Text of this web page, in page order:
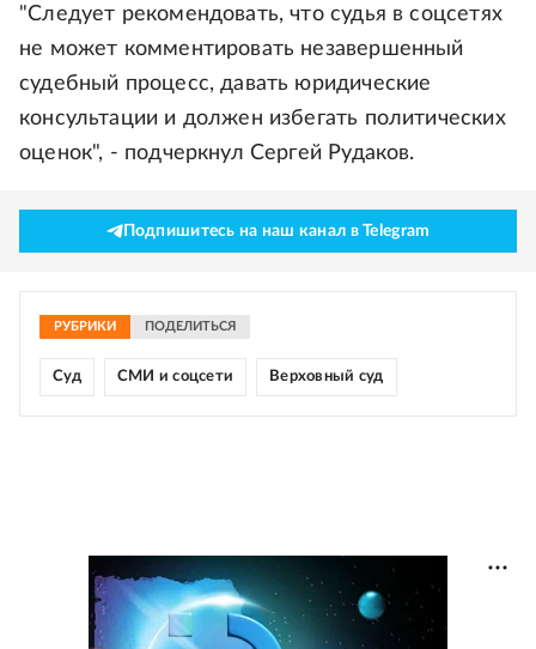
"Следует рекомендовать, что судья в соцсетях
не может комментировать незавершенный
судебный процесс, давать юридические
консультации и должен избегать политических
оценок", - подчеркнул Сергей Рудаков.
Подпишитесь на наш канал в Telegram
РУБРИКИ ПОДЕЛИТЬСЯ
Суд СМИ и соцсети Верховный суд